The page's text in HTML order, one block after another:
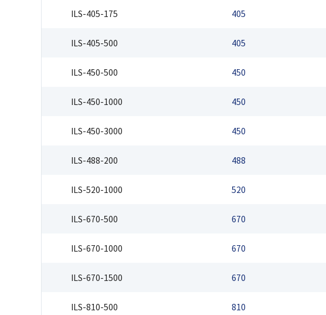
ILS-405-175 405
ILS-405-500 405
ILS-450-500 450
ILS-450-1000 450
ILS-450-3000 450
ILS-488-200 488
ILS-520-1000 520
ILS-670-500 670
ILS-670-1000 670
ILS-670-1500 670
ILS-810-500 810